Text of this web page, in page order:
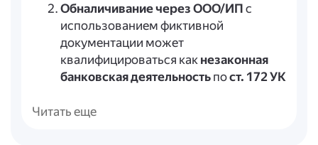
Обналичивание через ООО/ИП с
использованием фиктивной
документации может
квалифицироваться как незаконная
банковская деятельностьпост. 172 УК
Если обналичивание связано с
Читать еще